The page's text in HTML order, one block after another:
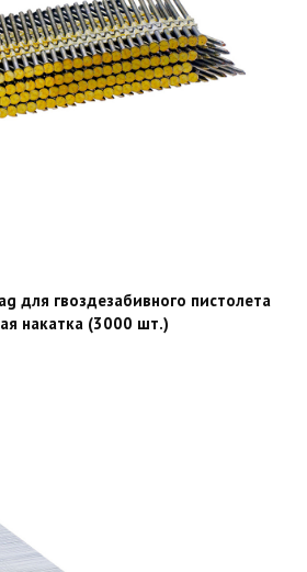
для гвоздезабивного пистолета
накатка (3000 шт.)